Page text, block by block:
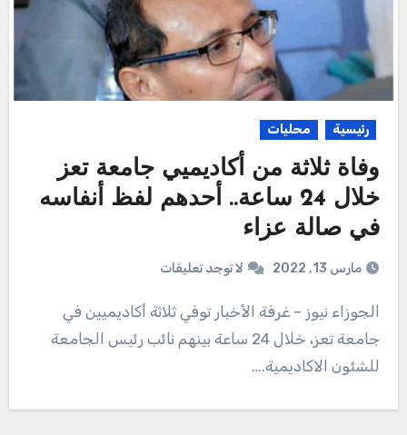
رئيسية محليات
وفاة ثلاثة من أكاديميي جامعة تعز
خلال 24 ساعة.. أحدهم لفظ أنفاسه
في صالة عزاء
مارس 13, 2022 لا توجد تعليقات
جامعة تعز، خلال 24 ساعة بينهم نائب رئيس الجامعة
للشئون الاكاديمية.…